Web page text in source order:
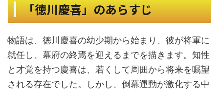
「徳川慶喜」のあらすじ
物語は、徳川慶喜の幼少期から始まり、彼が将軍に
就任し、幕府の終焉を迎えるまでを描きます。知性
と才覚を持つ慶喜は、若くして周囲から将来を嘱望
される存在でした。しかし、倒幕運動が激化する中